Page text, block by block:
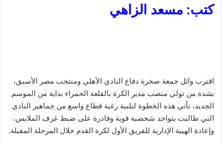
كتب: مسعد الزاهي
اقترب وائل جمعة صخرة دفاع النادي الأهلي ومنتخب مصر الأسبق،
بشدة من تولي منصب مدير الكرة بالقلعة الحمراء بداية من الموسم
الجديد، تأتي هذه الخطوة لتلبية رغبة قطاع واسع من جماهير النادي
التي طالبت بتواجد شخصية قوية وقادرة على ضبط غرف الملابس،
وإعادة الهيبة الإدارية للفريق الأول لكرة القدم خلال المرحلة المقبلة.